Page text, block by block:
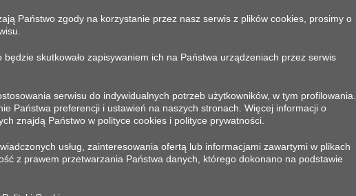
KONTAKT
Corleonis S.A.
Państwo zgody na korzystanie przez nasz serwis z plików cookies, prosimy o
skutkowało zapisywaniem ich na Państwa urządzeniach przez serwis
serwisu do indywidualnych potrzeb użytkowników, w tym profilowania.
Państwa preferencji i ustawień na naszych stronach. Więcej informacji o
znajdą Państwo w polityce cookies i polityce prywatności.
usług, zainteresowania ofertą lub informacjami zawartymi w plikach
z prawem przetwarzania Państwa danych, którego dokonano na podstawie